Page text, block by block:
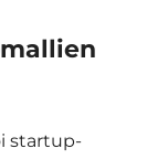
startup-